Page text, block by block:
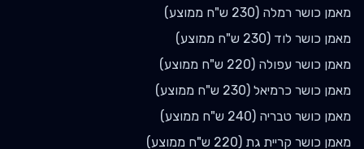
מאמן כושר רמלה (
230 ש"ח ממוצע)
מאמן כושר לוד (
230 ש"ח ממוצע)
מאמן כושר עפולה (
220 ש"ח ממוצע)
מאמן כושר כרמיאל (
230 ש"ח ממוצע)
מאמן כושר טבריה (
240 ש"ח ממוצע)
מאמן כושר קריית גת (
220 ש"ח ממוצע)